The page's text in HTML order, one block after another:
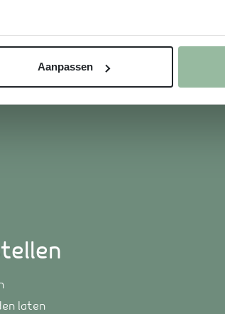
Aanpassen
laten